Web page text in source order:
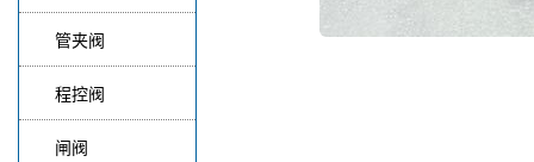
管夹阀
程控阀
闸阀